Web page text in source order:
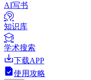
AI写书
知识库
学术搜索
下载APP
使用攻略